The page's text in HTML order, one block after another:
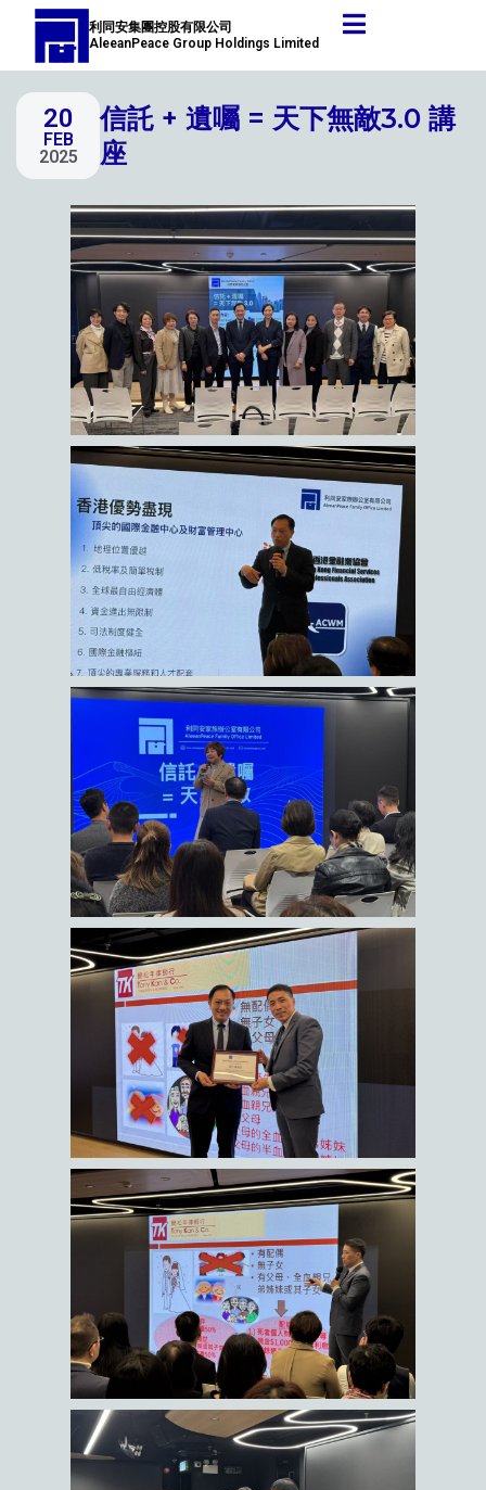
利同安集團控股有限公司
AleeanPeace Group Holdings Limited
20
FEB
2025
信託 + 遺囑 = 天下無敵3.0 講
座
Post
navigation